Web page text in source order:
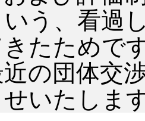
う、看過
たためで
の団体交
いたしま